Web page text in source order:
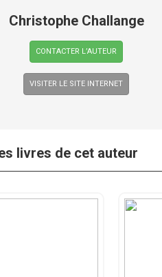
Christophe Challange
CONTACTER L’AUTEUR
VISITER LE SITE INTERNET
livres de cet auteur